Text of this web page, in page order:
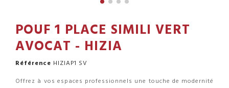
POUF 1 PLACE SIMILI VERT
AVOCAT - HIZIA
Référence HIZIAP1 SV
Offrez à vos espaces professionnels une touche de modernité